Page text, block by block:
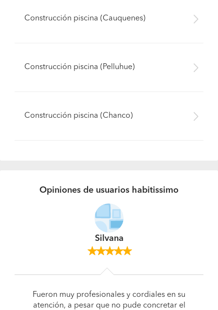
Construcción piscina (Cauquenes)
Construcción piscina (Pelluhue)
Construcción piscina (Chanco)
Opiniones de usuarios habitissimo
Silvana
Fueron muy profesionales y cordiales en su
atención, a pesar que no pude concretar el